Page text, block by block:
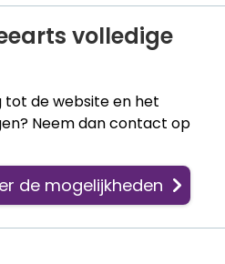
volledige
tot de website en het
Neem dan contact op
de mogelijkheden